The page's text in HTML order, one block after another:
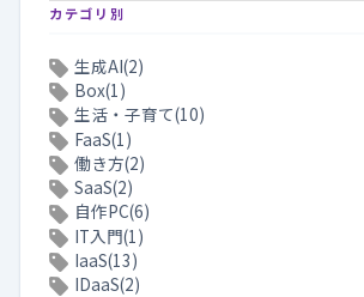
カテゴリ別
生成AI(2)
Box(1)
生活・子育て(10)
FaaS(1)
働き方(2)
SaaS(2)
自作PC(6)
IT入門(1)
IaaS(13)
IDaaS(2)